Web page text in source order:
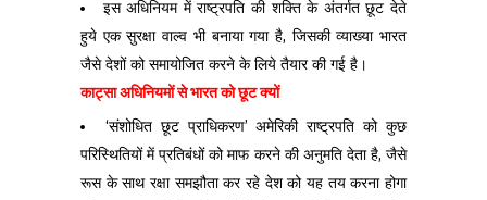
इस अधिनियम में राष्ट्रपति की शक्ति के अंतर्गत छूट देते
हुये एक सुरक्षा वाल्व भी बनाया गया है, जिसकी व्याख्या भारत
जैसे देशों को समायोजित करने के लिये तैयार की गई है।
काट्सा अधिनियमों से भारत को छूट क्यों
‘संशोधित छूट प्राधिकरण’ अमेरिकी राष्ट्रपति को कुछ
परिस्थितियों में प्रतिबंधों को माफ करने की अनुमति देता है, जैसे
रूस के साथ रक्षा समझौता कर रहे देश को यह तय करना होगा